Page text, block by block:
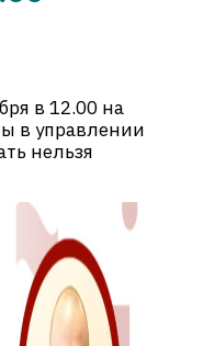
в 12.00 на
в управлении
нельзя